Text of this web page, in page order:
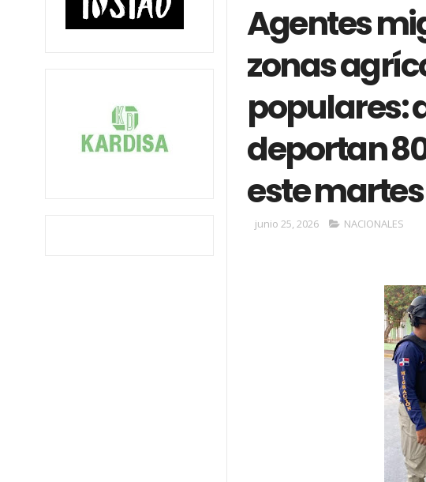
Agentes
zonas
populares:
deportan
este martes
junio 25, 2026 NACIONALES